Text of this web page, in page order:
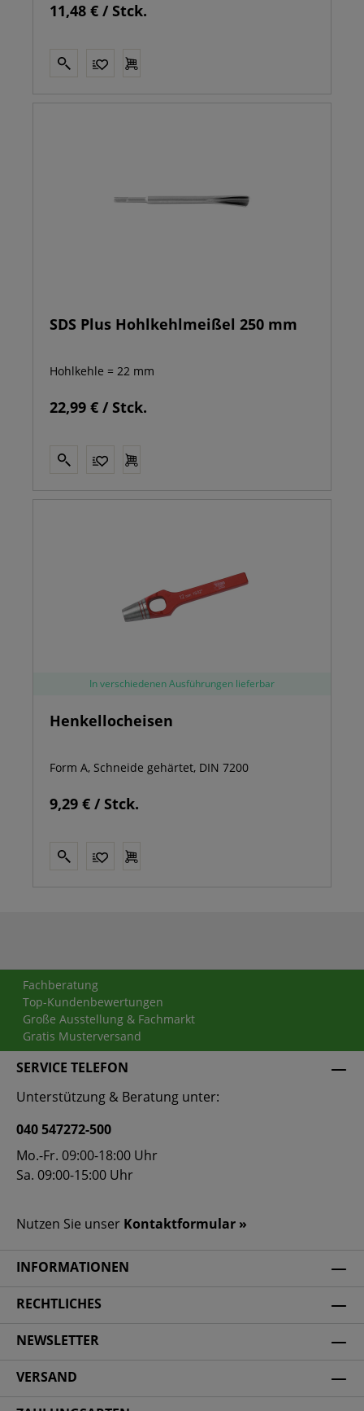
11,48 € / Stck.
SDS Plus Hohlkehlmeißel 250 mm
Hohlkehle = 22 mm
22,99 € / Stck.
In verschiedenen Ausführungen lieferbar
Henkellocheisen
Form A, Schneide gehärtet, DIN 7200
9,29 € / Stck.
Fachberatung
Top-Kundenbewertungen
Große Ausstellung & Fachmarkt
Gratis Musterversand
SERVICE TELEFON
Unterstützung & Beratung unter:
040 547272-500
Mo.-Fr. 09:00-18:00 Uhr
Sa. 09:00-15:00 Uhr
Nutzen Sie unser Kontaktformular »
INFORMATIONEN
RECHTLICHES
NEWSLETTER
VERSAND